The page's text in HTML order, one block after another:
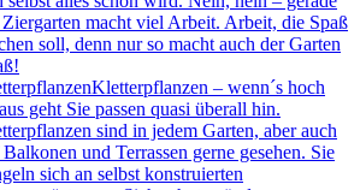
macht viel Arbeit. Arbeit, die Spaß
soll, denn nur so macht auch der Garten
Kletterpflanzen – wenn´s hoch
geht Sie passen quasi überall hin.
sind in jedem Garten, aber auch
und Terrassen gerne gesehen. Sie
sich an selbst konstruierten